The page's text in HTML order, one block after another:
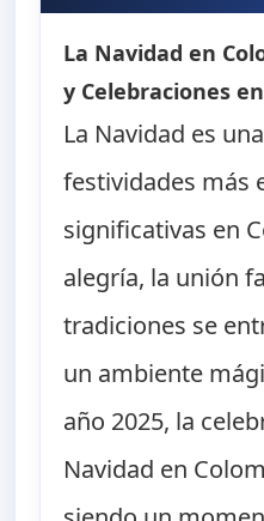
La Navidad en
y Celebraciones
La Navidad es
festividades más
significativas en
alegría, la unión
tradiciones se
un ambiente
año 2025, la
Navidad en